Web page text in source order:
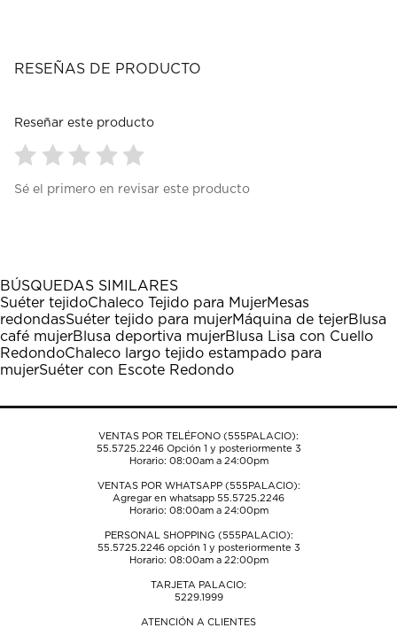
RESEÑAS DE PRODUCTO
Reseñar este producto
para
1
estrella
Esta
acción
abrirá
el
formulario
envío.
para
estrellas.
Esta
acción
abrirá
el
formulario
envío.
para
estrellas.
Esta
acción
abrirá
el
formulario
envío.
para
estrellas.
Esta
acción
abrirá
el
formulario
envío.
para
estrellas.
Esta
acción
abrirá
el
formulario
envío.
Sé el primero en revisar este producto
BÚSQUEDAS SIMILARES
Suéter tejidoChaleco Tejido para MujerMesas
redondasSuéter tejido para mujerMáquina de tejerBlusa
café mujerBlusa deportiva mujerBlusa Lisa con Cuello
RedondoChaleco largo tejido estampado para
mujerSuéter con Escote Redondo
VENTAS POR TELÉFONO (555PALACIO):
55.5725.2246Opción 1 y posteriormente 3
Horario: 08:00am a 24:00pm
VENTAS POR WHATSAPP (555PALACIO):
Agregar en whatsapp 55.5725.2246
Horario: 08:00am a 24:00pm
PERSONAL SHOPPING (555PALACIO):
55.5725.2246opción 1 y posteriormente 3
Horario: 08:00am a 22:00pm
TARJETA PALACIO:
5229.1999
ATENCIÓN A CLIENTES